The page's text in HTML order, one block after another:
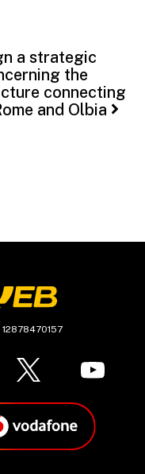
a strategic
the
connecting
and Olbia